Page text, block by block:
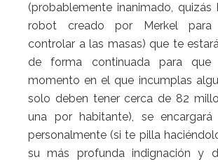
(probablemente inanimado, quizás
robot creado por Merkel para
controlar a las masas) que te
de forma continuada para
momento en el que incumplas
solo deben tener cerca de 82
una por habitante), se
personalmente (si te pilla
su más profunda indignación y